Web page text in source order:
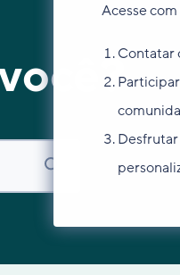
Acesse
Contatar